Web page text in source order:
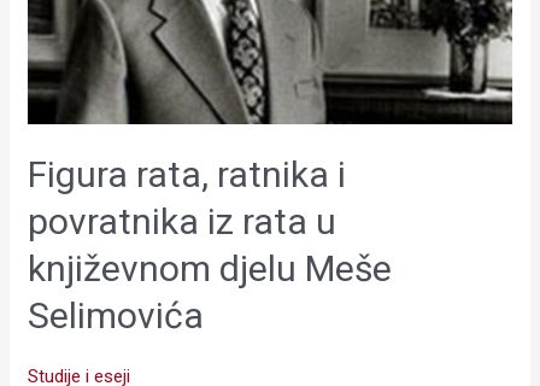
Figura rata, ratnika i
povratnika iz rata u
književnom djelu Meše
Selimovića
Studije i eseji
u
književnom
djelu
Meše